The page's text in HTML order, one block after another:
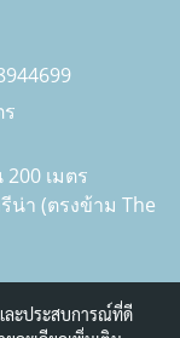
เมตร
า (ตรงข้าม The
ละประสบการณ์ที่ดี